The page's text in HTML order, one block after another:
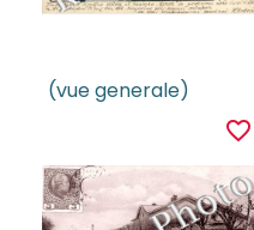
(vue generale)
favorite_border